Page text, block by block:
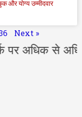
और योग्य उम्मीदवार
Next »
से अधिक